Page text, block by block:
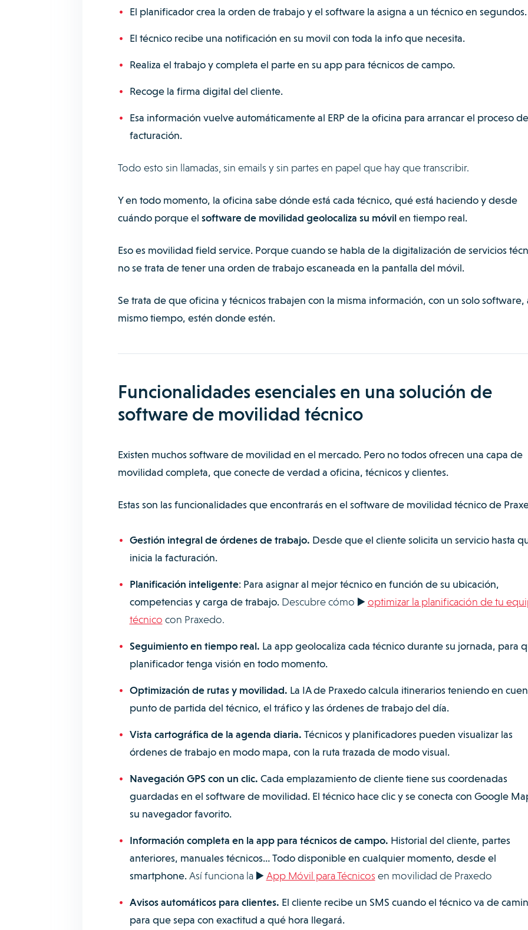
El planificador crea la orden de trabajo y el software la asigna a un técnico en segundos.
El técnico recibe una notificación en su movil con toda la info que necesita.
Realiza el trabajo y completa el parte en su app para técnicos de campo.
Recoge la firma digital del cliente.
Esa información vuelve automáticamente al ERP de la oficina para arrancar el proceso de
facturación.
Todo esto sin llamadas, sin emails y sin partes en papel que hay que transcribir.
Y en todo momento, la oficina sabe dónde está cada técnico, qué está haciendo y desde
cuándo porque el software de movilidad geolocaliza su móvilen tiempo real.
Eso es movilidad field service. Porque cuando se habla de la digitalización de servicios
no se trata de tener una orden de trabajo escaneada en la pantalla del móvil.
Se trata de que oficina y técnicos trabajen con la misma información, con un solo software,
mismo tiempo, estén donde estén.
Funcionalidades esenciales en una solución de
software de movilidad técnico
Existen muchos software de movilidad en el mercado. Pero no todos ofrecen una capa de
movilidad completa, que conecte de verdad a oficina, técnicos y clientes.
Estas son las funcionalidades que encontrarás en el software de movilidad técnico de
Gestión integral de órdenes de trabajo. Desde que el cliente solicita un servicio hasta
inicia la facturación.
Planificación inteligente: Para asignar al mejor técnico en función de su ubicación,
competencias y carga de trabajo. Descubre cómo ▶️optimizar la planificación de tu
técnico con Praxedo.
Seguimiento en tiempo real. La app geolocaliza cada técnico durante su jornada, para
planificador tenga visión en todo momento.
Optimización de rutas y movilidad. La IA de Praxedo calcula itinerarios teniendo en
punto de partida del técnico, el tráfico y las órdenes de trabajo del día.
Vista cartográfica de la agenda diaria. Técnicos y planificadores pueden visualizar las
órdenes de trabajo en modo mapa, con la ruta trazada de modo visual.
Navegación GPS con un clic. Cada emplazamiento de cliente tiene sus coordenadas
guardadas en el software de movilidad. El técnico hace clic y se conecta con Google
su navegador favorito.
Información completa en la app para técnicos de campo. Historial del cliente, partes
anteriores, manuales técnicos… Todo disponible en cualquier momento, desde el
smartphone.Así funciona la ▶️ App Móvil para Técnicos en movilidad de Praxedo
Avisos automáticos para clientes. El cliente recibe un SMS cuando el técnico va de
para que sepa con exactitud a qué hora llegará.